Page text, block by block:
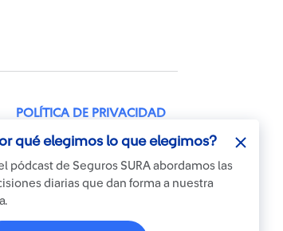
qué elegimos lo que elegimos?
pódcast de Seguros SURA abordamos las
diarias que dan forma a nuestra
POLÍTICA DE PRIVACIDAD
TELÉFONO: 604 2602100